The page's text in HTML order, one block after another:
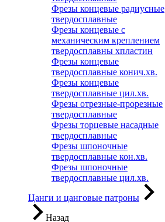
Фрезы концевые радиусные
твердосплавные
Фрезы концевые с
механическим креплением
твердосплавны хпластин
Фрезы концевые
твердосплавные конич.хв.
Фрезы концевые
твердосплавные цил.хв.
Фрезы отрезные-прорезные
твердосплавные
Фрезы торцевые насадные
твердосплавные
Фрезы шпоночные
твердосплавные кон.хв.
Фрезы шпоночные
твердосплавные цил.хв.
Цанги и цанговые патроны
Назад